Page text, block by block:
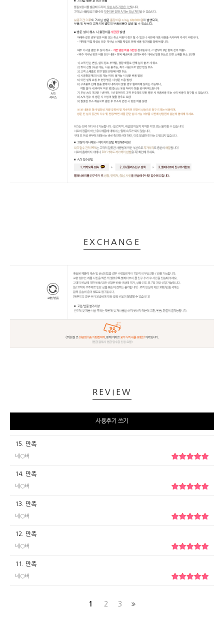
EXCHANGE
REVIEW
사용후기 쓰기
15. 만족
네○버
14. 만족
네○버
13. 만족
네○버
12. 만족
네○버
11. 만족
네○버
1 2 3